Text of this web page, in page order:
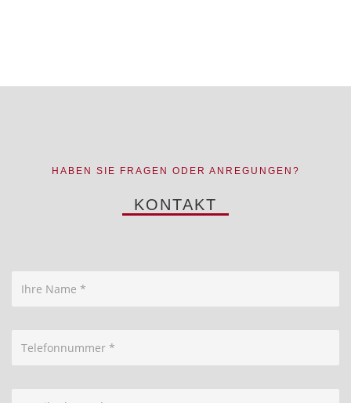
HABEN SIE FRAGEN ODER ANREGUNGEN?
KONTAKT